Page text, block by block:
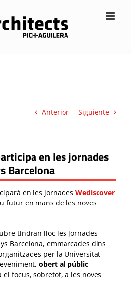
Anterior Siguiente
en les jornades
Barcelona
en les jornades Wediscover
futur en mans de les noves
tindran lloc les jornades
Barcelona, emmarcades dins
per la Universitat
obert al públic
el focus, sobretot, a les noves